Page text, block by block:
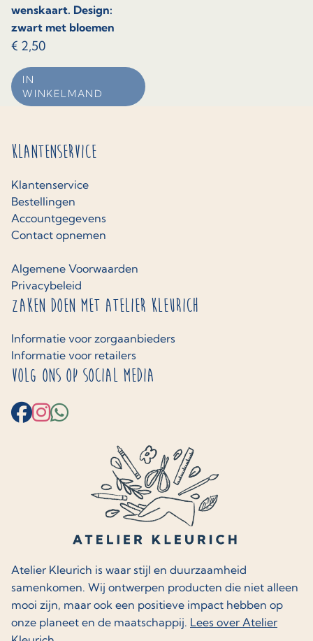
wenskaart. Design:
zwart met bloemen
€ 2,50
IN
WINKELMAND
Klantenservice
Klantenservice
Bestellingen
Accountgegevens
Contact opnemen
Algemene Voorwaarden
Privacybeleid
Zaken doen met Atelier Kleurich
Informatie voor zorgaanbieders
Informatie voor retailers
Volg ons op social media
Atelier Kleurich is waar stijl en duurzaamheid
samenkomen. Wij ontwerpen producten die niet alleen
mooi zijn, maar ook een positieve impact hebben op
onze planeet en de maatschappij. Lees over Atelier